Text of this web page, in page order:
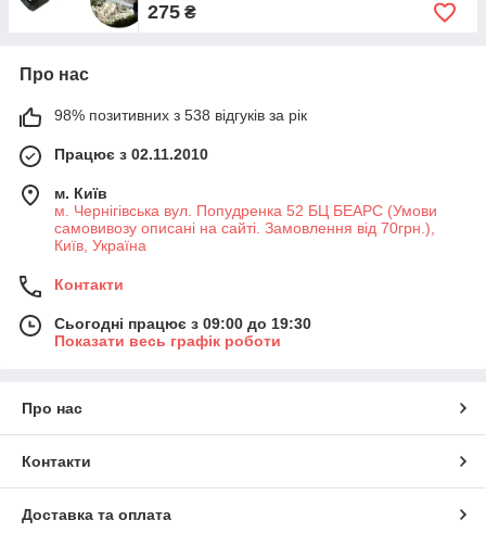
275 ₴
Про нас
98% позитивних з 538 відгуків за рік
Працює з 02.11.2010
м. Київ
м. Чернігівська вул. Попудренка 52 БЦ БЕАРС (Умови
самовивозу описані на сайті. Замовлення від 70грн.),
Київ, Україна
Контакти
Сьогодні працює з 09:00 до 19:30
Показати весь графік роботи
Про нас
Контакти
Доставка та оплата